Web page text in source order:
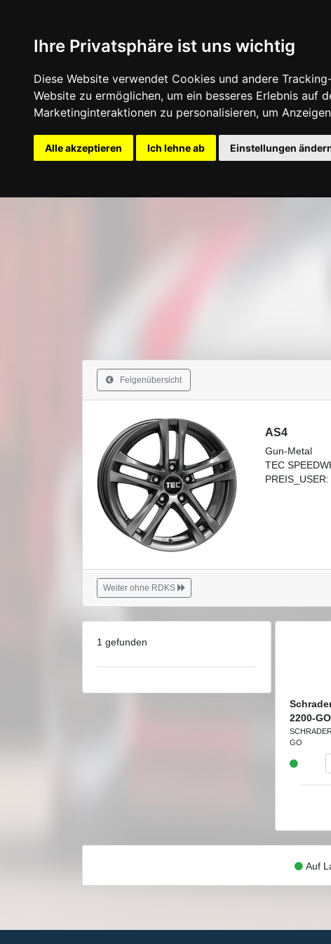
Ihre Privatsphäre ist uns wichtig
Diese Website verwendet Cookies und andere
Website zu ermöglichen, um ein besseres Erlebnis auf
Marketinginteraktionen zu personalisieren, um
Alle akzeptieren Ich lehne ab Einstellungen
Startseite Konfigurator Felgen
Felgenübersicht
AS4
Gun-Metal
TEC
Weiter ohne RDKS
1 gefunden
2200-
GO
Auf